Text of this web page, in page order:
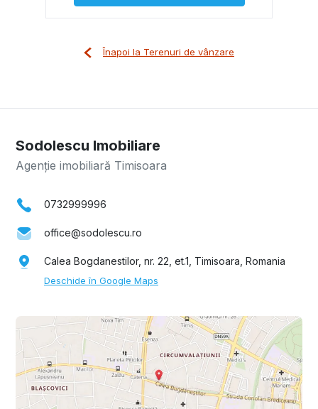
Înapoi la Terenuri de vânzare
Sodolescu Imobiliare
Agenție imobiliară Timisoara
0732999996
office@sodolescu.ro
Calea Bogdanestilor, nr. 22, et.1, Timisoara, Romania
Deschide în Google Maps